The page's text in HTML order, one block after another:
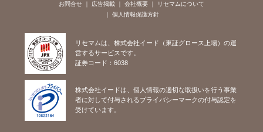
お問合せ 広告掲載 会社概要
リセマムについて
個人情報保護方針
リセマムは、株式会社イード（東証グロース上場）の運
営するサービスです。
証券コード：6038
株式会社イードは、個人情報の適切な取扱いを行う事業
者に対して付与されるプライバシーマークの付与認定を
受けています。